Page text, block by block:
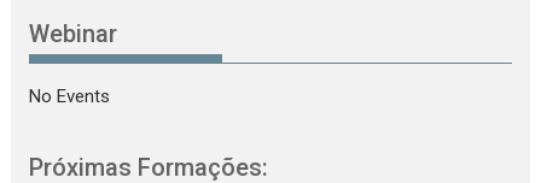
Webinar
No Events
Próximas Formações: